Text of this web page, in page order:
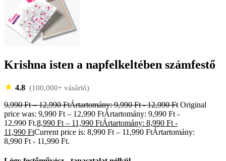
Krishna isten a napfelkeltében számfestő
★ 4.8 (100,000+ vásárló)
9,990Ft – 12,990FtÁrtartomány: 9,990 Ft - 12,990 Ft Original
price was: 9,990 Ft – 12,990 FtÁrtartomány: 9,990 Ft -
12,990 Ft.8,990 Ft – 11,990 FtÁrtartomány: 8,990 Ft -
11,990 FtCurrent price is: 8,990 Ft – 11,990 FtÁrtartomány:
8,990 Ft - 11,990 Ft.